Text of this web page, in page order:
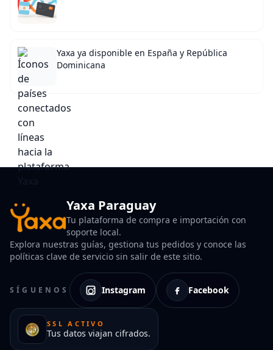
Yaxa ya disponible en España y República
Dominicana
Yaxa Paraguay
Tu plataforma de compra e importación con
soporte local.
Explora nuestras guías, gestiona tus pedidos y conoce las
políticas clave de servicio sin salir de este sitio.
SÍGUENOS Instagram Facebook
SSL ACTIVO
Tus datos viajan cifrados.